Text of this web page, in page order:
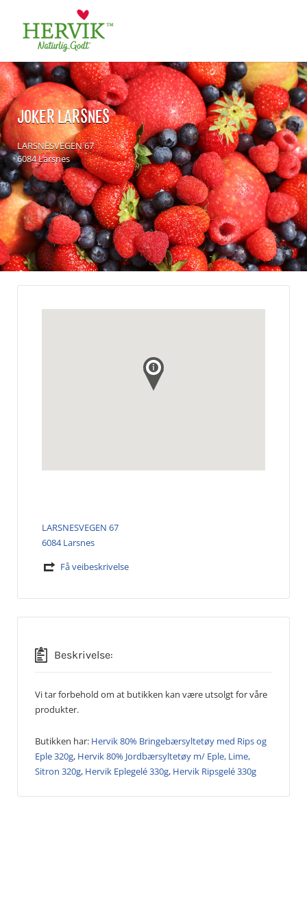
for:
JOKER LARSNES
LARSNESVEGEN 67
6084 Larsnes
LARSNESVEGEN 67
6084 Larsnes
Få veibeskrivelse
Beskrivelse:
Vi tar forbehold om at butikken kan være utsolgt for våre
produkter.
Butikken har: Hervik 80% Bringebærsyltetøy med Rips og
Eple 320g, Hervik 80% Jordbærsyltetøy m/ Eple, Lime,
Sitron 320g, Hervik Eplegelé 330g, Hervik Ripsgelé 330g